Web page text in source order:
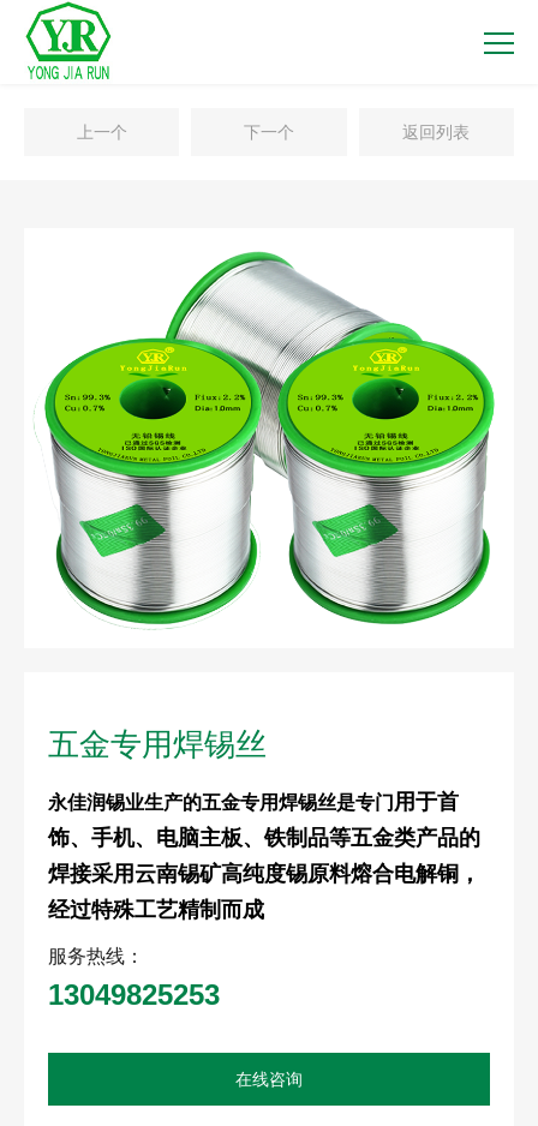
上一个 下一个 返回列表
五金专用焊锡丝
永佳润锡业生产的五金专用焊锡丝是专门 用于首
饰、手机、电脑主板、铁制品等五金类产品的
焊接采用云南锡矿高纯度锡原料熔合电解铜，
经过特殊工艺精制而成
服务热线：
13049825253
在线咨询